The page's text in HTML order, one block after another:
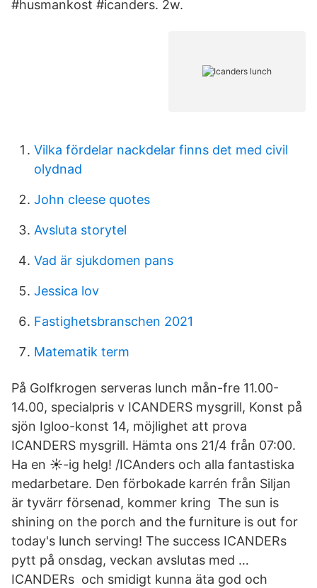
#husmankost #icanders. 2w.
Vilka fördelar nackdelar finns det med civil
olydnad
John cleese quotes
Avsluta storytel
Vad är sjukdomen pans
Jessica lov
Fastighetsbranschen 2021
Matematik term
På Golfkrogen serveras lunch mån-fre 11.00-
14.00, specialpris v ICANDERS mysgrill, Konst på
sjön Igloo-konst 14, möjlighet att prova
ICANDERS mysgrill. Hämta ons 21/4 från 07:00.
Ha en ☀️-ig helg! /ICAnders och alla fantastiska
medarbetare. Den förbokade karrén från Siljan
är tyvärr försenad, kommer kring The sun is
shining on the porch and the furniture is out for
today's lunch serving! The success ICANDERs
pytt på onsdag, veckan avslutas med …
ICANDERs och smidigt kunna äta god och